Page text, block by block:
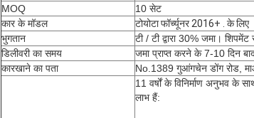
MOQ
10 सेट
कार के मॉडल
टोयोटा फॉर्च्यूनर 2016+ . के लिए
भुगतान
टी / टी द्वारा 30% जमा।
डिलीवरी का समय
जमा प्राप्त करने के 7-10 दिन
कारखाने का पता
No.1389 गुआंगचेन डोंग रोड,
11 वर्षों के विनिर्माण अनुभव के
लाभ हैं: